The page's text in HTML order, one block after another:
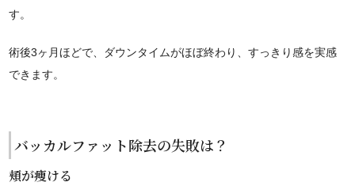
す。
術後3ヶ月ほどで、ダウンタイムがほぼ終わり、すっきり感を実感
できます。
バッカルファット除去の失敗は？
頬が痩ける